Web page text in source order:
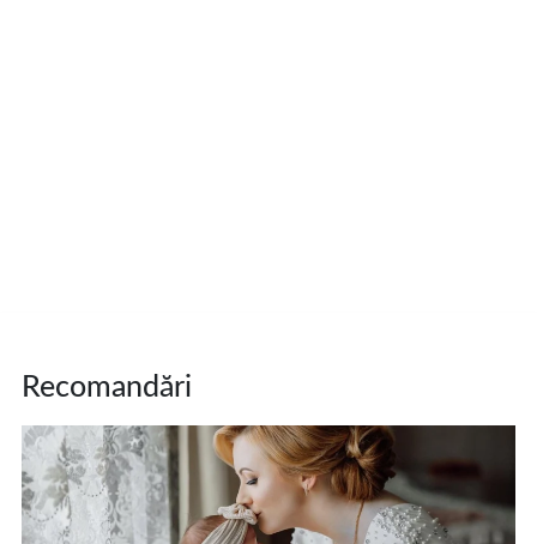
Recomandări